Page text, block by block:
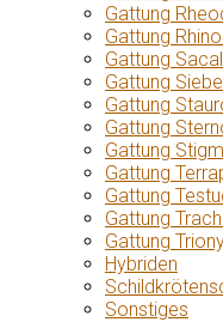
Gattung
Gattung
Gattung
Gattung
Gattung
Gattung
Gattung
Gattung
Gattung
Gattung
Gattung
Hybriden
Sonstiges